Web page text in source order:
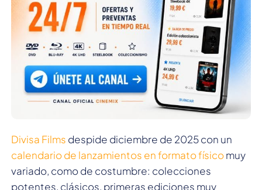
Divisa Films despide diciembre de 2025 con un
calendario de lanzamientos en formato físicomuy
variado, como de costumbre: colecciones
potentes, clásicos, primeras ediciones muy